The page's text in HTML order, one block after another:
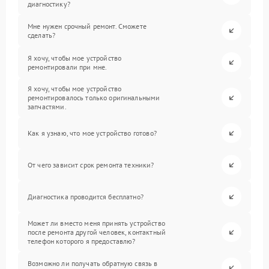
диагностику?
Мне нужен срочный ремонт. Сможете
сделать?
Я хочу, чтобы мое устройство
ремонтировали при мне.
Я хочу, чтобы мое устройство
ремонтировалось только оригинальными
запчастями.
Как я узнаю, что мое устройство готово?
От чего зависит срок ремонта техники?
Диагностика проводится бесплатно?
Может ли вместо меня принять устройство
после ремонта другой человек, контактный
телефон которого я предоставлю?
Возможно ли получать обратную связь в